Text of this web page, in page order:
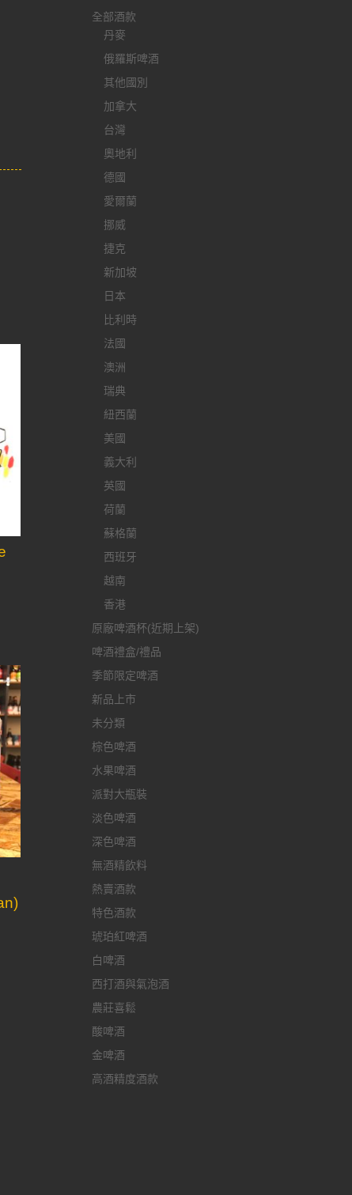
全部酒款
丹麥
俄羅斯啤酒
其他國別
加拿大
台灣
奧地利
德國
愛爾蘭
挪威
捷克
新加坡
日本
比利時
法國
澳洲
瑞典
紐西蘭
美國
義大利
英國
荷蘭
蘇格蘭
西班牙
越南
香港
原廠啤酒杯(近期上架)
啤酒禮盒/禮品
季節限定啤酒
新品上市
未分類
棕色啤酒
水果啤酒
派對大瓶裝
淡色啤酒
深色啤酒
無酒精飲料
熱賣酒款
特色酒款
琥珀紅啤酒
白啤酒
西打酒與氣泡酒
農莊喜鬆
酸啤酒
金啤酒
高酒精度酒款